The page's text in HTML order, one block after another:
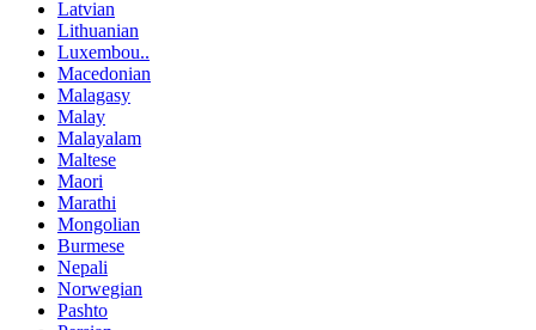
Latvian
Lithuanian
Luxembou..
Macedonian
Malagasy
Malay
Malayalam
Maltese
Maori
Marathi
Mongolian
Burmese
Nepali
Norwegian
Pashto